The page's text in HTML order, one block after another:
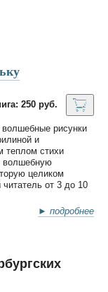
250 руб.
волшебные рисунки
и
теплом стихи
волшебную
целиком
читатель от 3 до 10
► подробнее